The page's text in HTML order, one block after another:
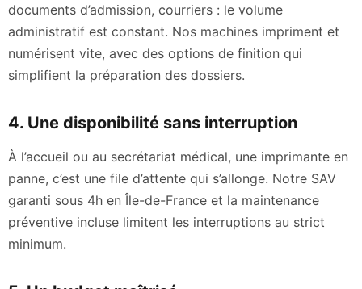
documents d’admission, courriers : le volume
administratif est constant. Nos machines impriment et
numérisent vite, avec des options de finition qui
simplifient la préparation des dossiers.
4. Une disponibilité sans interruption
À l’accueil ou au secrétariat médical, une imprimante en
panne, c’est une file d’attente qui s’allonge. Notre SAV
garanti sous 4h en Île-de-France et la maintenance
préventive incluse limitent les interruptions au strict
minimum.